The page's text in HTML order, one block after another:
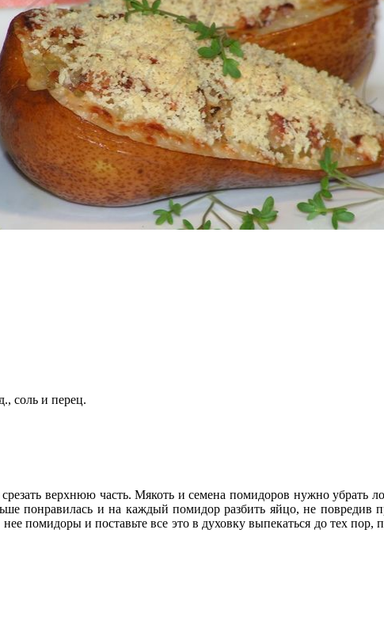
соль и перец.
верхнюю часть. Мякоть и семена помидоров нужно убрать
понравилась и на каждый помидор разбить яйцо, не повредив
помидоры и поставьте все это в духовку выпекаться до тех